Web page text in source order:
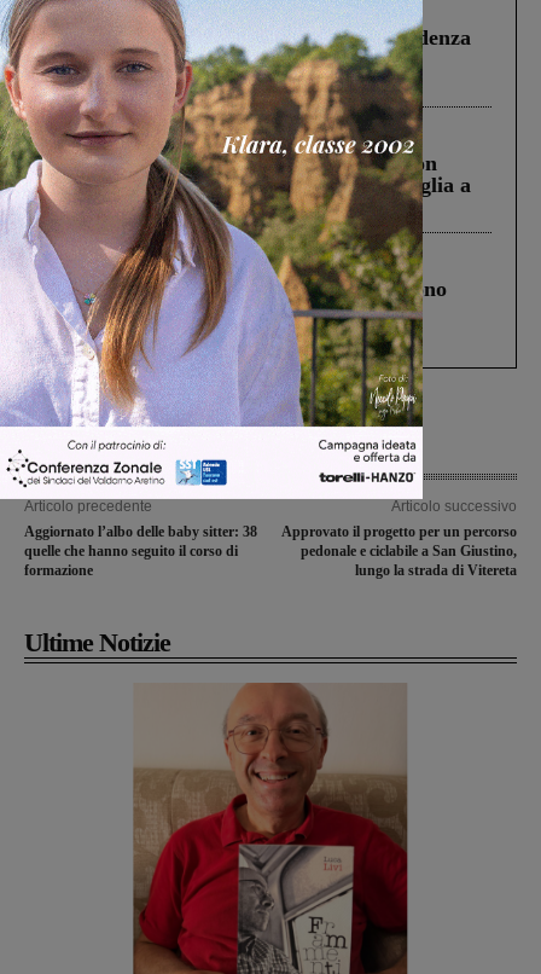
Figline Incisa Valdarno 1 Agosto 2026
Piscina di Figline finanziata oltre la scadenza
Pnrr, il gruppo di Fratelli d’Italia: “Un
ringraziamento al Governo”
Cronaca 3 Agosto 2026
Scomparso da una struttura di Castiglion
Fiorentino l’uomo che aveva ucciso la figlia a
Levane nel 2020
Cronaca 4 Agosto 2026
Un anno fa la strage in A1 in cui morirono
Gianni, Giulia e Franco. Lo schianto, il
processo, lo stop ai sorpassi fra tir....
Articolo precedente
Aggiornato l’albo delle baby sitter: 38
quelle che hanno seguito il corso di
formazione
Articolo successivo
Approvato il progetto per un percorso
pedonale e ciclabile a San Giustino,
lungo la strada di Vitereta
Ultime Notizie